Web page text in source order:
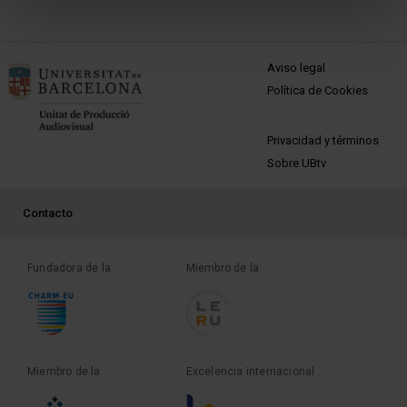
MENÚ PEU 1
Aviso legal
Política de Cookies
PEU 2
Privacidad y términos
Sobre UBtv
PEU 3
Contacto
Fundadora de la Miembro de la
Miembro de la Excelencia internacional